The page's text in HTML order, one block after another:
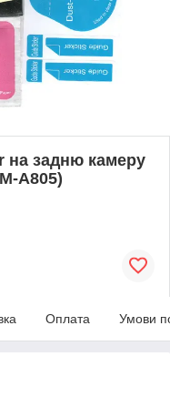
на задню камеру
A805)
Оплата Умови